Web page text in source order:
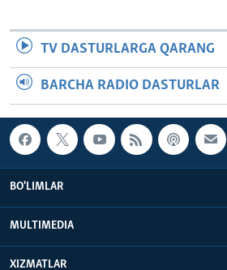
TV DASTURLARGA QARANG
BARCHA RADIO DASTURLAR
BO'LIMLAR
MULTIMEDIA
XIZMATLAR